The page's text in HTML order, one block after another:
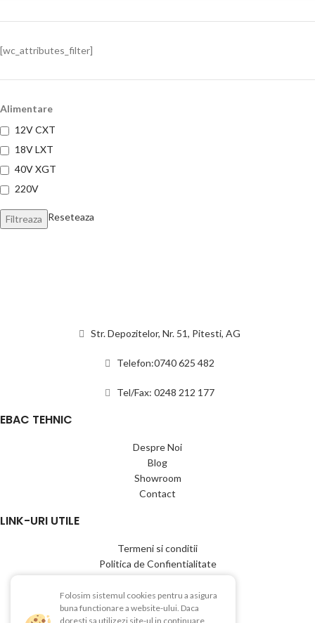
[wc_attributes_filter]
Alimentare
12V CXT
18V LXT
40V XGT
220V
Filtreaza Reseteaza
Str. Depozitelor, Nr. 51, Pitesti, AG
Telefon:0740 625 482
Tel/Fax: 0248 212 177
EBAC TEHNIC
Despre Noi
Blog
Showroom
Contact
LINK-URI UTILE
Termeni si conditii
Politica de Confientialitate
Politica de retur
Livrare si plata
Folosim sistemul cookies pentru a asigura
buna functionare a website-ului. Daca
doresti sa utilizezi site-ul in continuare